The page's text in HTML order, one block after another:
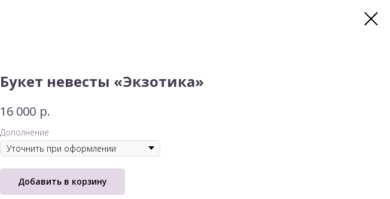
Букет невесты «Экзотика»
16 000 р.
Дополнение
Добавить в корзину